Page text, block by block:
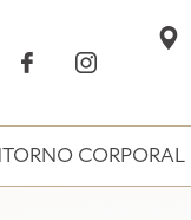
CORPORAL